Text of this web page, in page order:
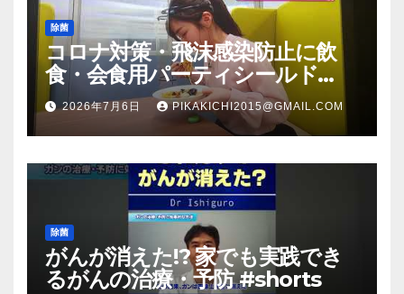
除菌
コロナ対策・飛沫感染防止に飲
食・会食用パーティシールド
（マスク会食代替品）ＦＢＣ福井
放送のＴＶ番組での紹介映像
2026年7月6日 PIKAKICHI2015@GMAIL.COM
除菌
がんが消えた!? 家でも実践でき
るがんの治療・予防 #shorts